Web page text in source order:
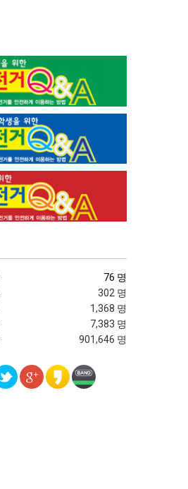
76 명
302 명
1,368 명
7,383 명
901,646 명